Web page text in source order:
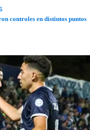
controles en distintos puntos